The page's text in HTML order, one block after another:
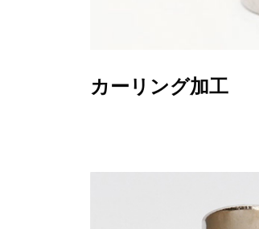
カーリング加工